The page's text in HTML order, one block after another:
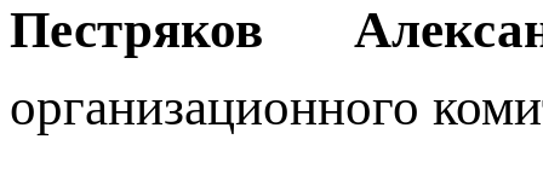
Пестряков
организационного